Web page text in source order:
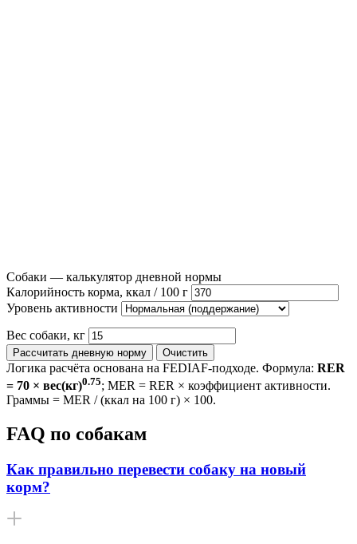
Собаки — калькулятор дневной нормы
Калорийность корма, ккал / 100 г
Уровень активности
Вес собаки, кг
Рассчитать дневную норму Очистить
Логика расчёта основана на FEDIAF-подходе. Формула: RER
= 70 × вес(кг)0.75; MER = RER × коэффициент активности.
Граммы = MER / (ккал на 100 г) × 100.
FAQ по собакам
Как правильно перевести собаку на новый
корм?